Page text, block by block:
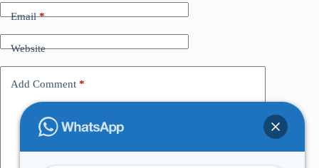
Email*
Website
Add Comment *